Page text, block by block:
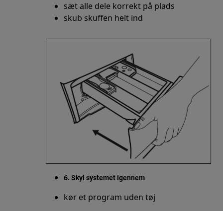
sæt alle dele korrekt på plads
skub skuffen helt ind
6. Skyl systemet igennem
kør et program uden tøj